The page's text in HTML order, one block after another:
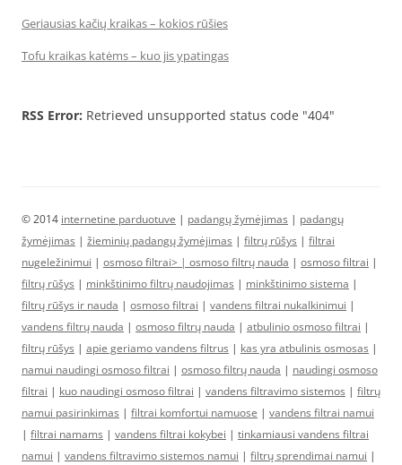
Geriausias kačių kraikas – kokios rūšies
Tofu kraikas katėms – kuo jis ypatingas
RSS Error: Retrieved unsupported status code "404"
© 2014 internetine parduotuve | padangų žymėjimas | padangų
žymėjimas | žieminių padangų žymėjimas | filtrų rūšys | filtrai
nugeležinimui | osmoso filtrai> | osmoso filtrų nauda | osmoso filtrai |
filtrų rūšys | minkštinimo filtrų naudojimas | minkštinimo sistema |
filtrų rūšys ir nauda | osmoso filtrai | vandens filtrai nukalkinimui |
vandens filtrų nauda | osmoso filtrų nauda | atbulinio osmoso filtrai |
filtrų rūšys | apie geriamo vandens filtrus | kas yra atbulinis osmosas |
namui naudingi osmoso filtrai | osmoso filtrų nauda | naudingi osmoso
filtrai | kuo naudingi osmoso filtrai | vandens filtravimo sistemos | filtrų
namui pasirinkimas | filtrai komfortui namuose | vandens filtrai namui
| filtrai namams | vandens filtrai kokybei | tinkamiausi vandens filtrai
namui | vandens filtravimo sistemos namui | filtrų sprendimai namui |